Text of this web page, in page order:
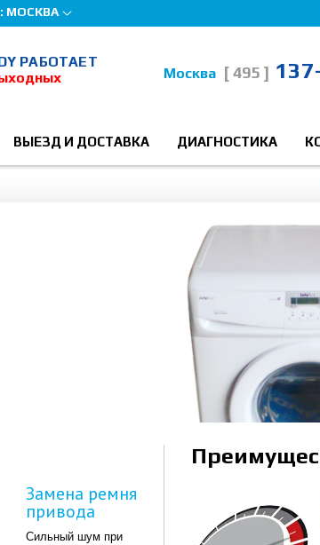
МОСКВА
РАБОТАЕТ
Москва [ 495 ]
ВЫЕЗД И ДОСТАВКА ДИАГНОСТИКА
Замена ремня
привода
Сильный шум при